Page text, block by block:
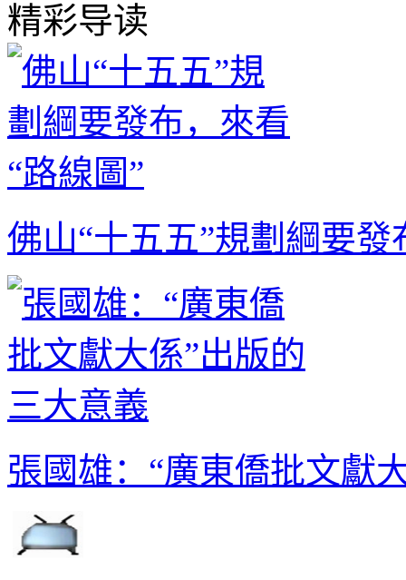
精彩导读
佛山“十五五”規劃綱要發
張國雄：“廣東僑批文獻